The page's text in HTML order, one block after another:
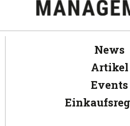
News
Artikel
Events